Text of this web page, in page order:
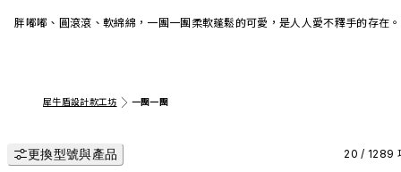
胖嘟嘟、圓滾滾、軟綿綿，一團一團柔軟蓬鬆的可愛，是人人愛不釋手的存在。
犀牛盾設計款工坊 一團一團
更換型號與產品 20 / 1289